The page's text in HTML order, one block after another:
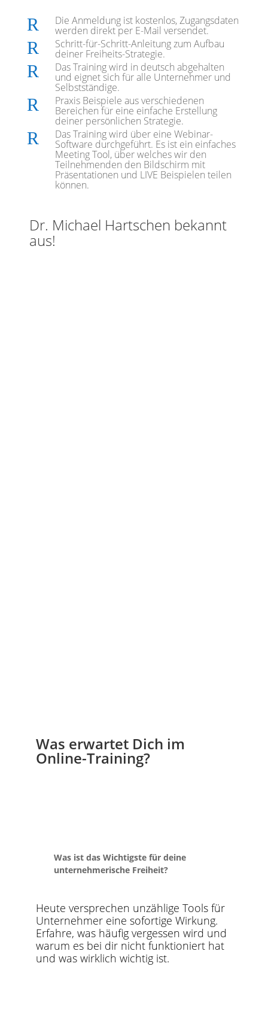
R Die Anmeldung ist kostenlos, Zugangsdaten
werden direkt per E-Mail versendet.
R Schritt-für-Schritt-Anleitung zum Aufbau
deiner Freiheits-Strategie.
R Das Training wird in deutsch abgehalten
und eignet sich für alle Unternehmer und
Selbstständige.
R Praxis Beispiele aus verschiedenen
Bereichen für eine einfache Erstellung
deiner persönlichen Strategie.
R Das Training wird über eine Webinar-
Software durchgeführt. Es ist ein einfaches
Meeting Tool, über welches wir den
Teilnehmenden den Bildschirm mit
Präsentationen und LIVE Beispielen teilen
können.
Dr. Michael Hartschen bekannt
aus!
Was erwartet Dich im
Online-Training?
Was ist das Wichtigste für deine
unternehmerische Freiheit?
Heute versprechen unzählige Tools für
Unternehmer eine sofortige Wirkung.
Erfahre, was häufig vergessen wird und
warum es bei dir nicht funktioniert hat
und was wirklich wichtig ist.